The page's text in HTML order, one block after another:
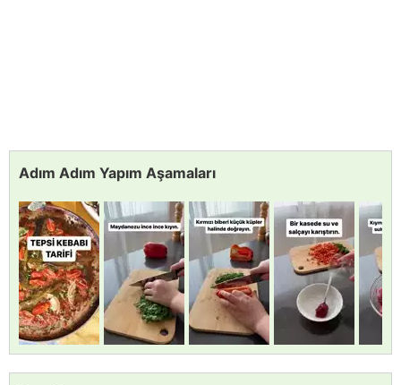
Adım Adım Yapım Aşamaları